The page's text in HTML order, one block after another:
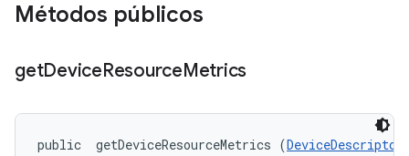
Métodos públicos
getDeviceResourceMetrics
public getDeviceResourceMetrics (DeviceDescriptor